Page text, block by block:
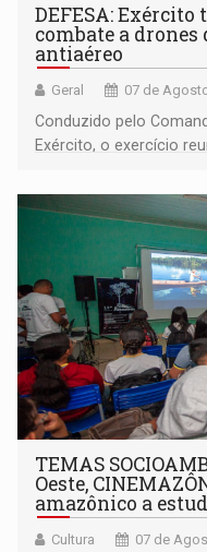
DEFESA: Exército
combate a
antiaéreo
Geral 07 de
Conduzido pelo
Exército, o exercício
TEMAS
Oeste,
amazônico a
Cultura 07 de